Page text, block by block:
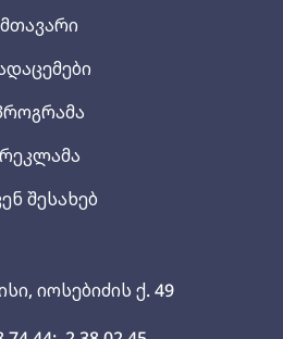
იოსებიძის ქ. 49
მთავარი
რეკლამა
შესახებ